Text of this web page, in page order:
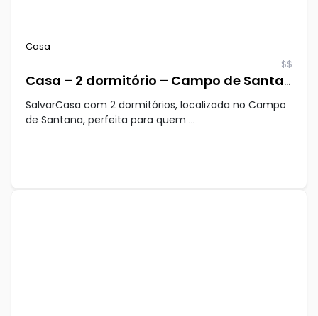
Casa
$$
Casa – 2 dormitório – Campo de Santana
SalvarCasa com 2 dormitórios, localizada no Campo
de Santana, perfeita para quem ...